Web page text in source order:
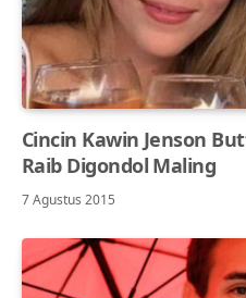
Cincin Kawin Jenson
Raib Digondol Maling
7 Agustus 2015